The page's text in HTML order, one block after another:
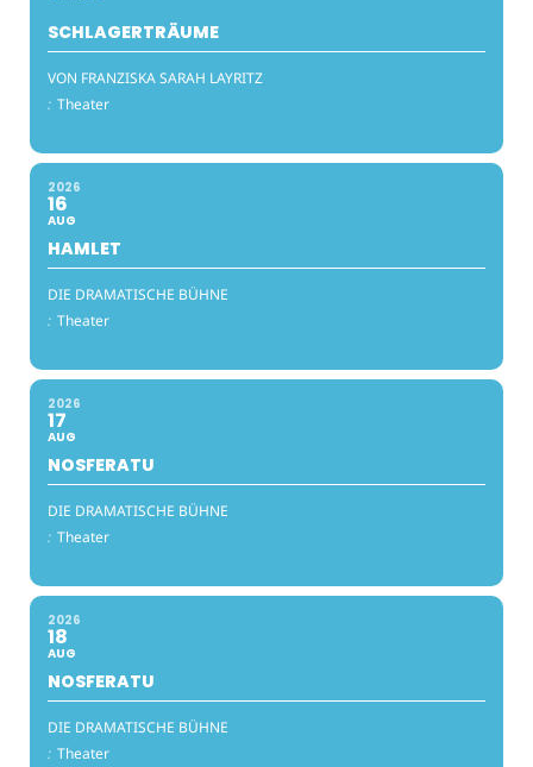
SCHLAGERTRÄUME
VON FRANZISKA SARAH LAYRITZ
: Theater
2026
16
AUG
HAMLET
DIE DRAMATISCHE BÜHNE
: Theater
2026
17
AUG
NOSFERATU
DIE DRAMATISCHE BÜHNE
: Theater
2026
18
AUG
NOSFERATU
DIE DRAMATISCHE BÜHNE
: Theater